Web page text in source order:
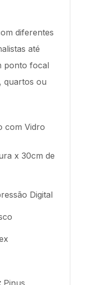
diferentes
até
ponto focal
quartos ou
com Vidro
x 30cm de
Digital